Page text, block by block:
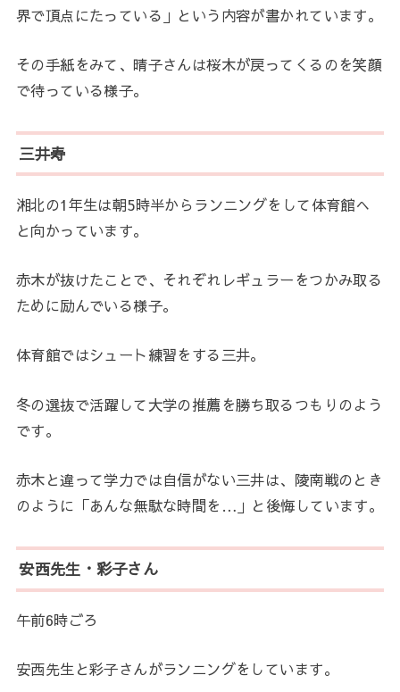
界で頂点にたっている」という内容が書かれています。
その手紙をみて、晴子さんは桜木が戻ってくるのを笑顔
で待っている様子。
三井寿
湘北の1年生は朝5時半からランニングをして体育館へ
と向かっています。
赤木が抜けたことで、それぞれレギュラーをつかみ取る
ために励んでいる様子。
体育館ではシュート練習をする三井。
冬の選抜で活躍して大学の推薦を勝ち取るつもりのよう
です。
赤木と違って学力では自信がない三井は、陵南戦のとき
のように「あんな無駄な時間を…」と後悔しています。
安西先生・彩子さん
午前6時ごろ
安西先生と彩子さんがランニングをしています。